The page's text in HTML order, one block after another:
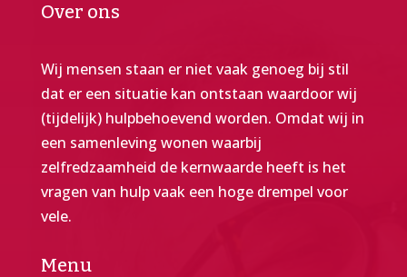
Over ons
Wij mensen staan er niet vaak genoeg bij stil
dat er een situatie kan ontstaan waardoor wij
(tijdelijk) hulpbehoevend worden. Omdat wij in
een samenleving wonen waarbij
zelfredzaamheid de kernwaarde heeft is het
vragen van hulp vaak een hoge drempel voor
vele.
Menu